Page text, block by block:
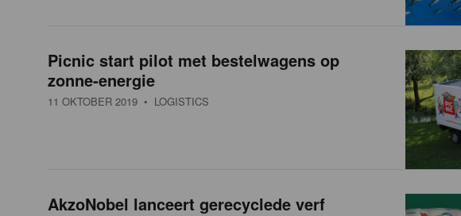
Picnic start pilot met bestelwagens op
zonne-energie
11 OKTOBER 2019 • LOGISTICS
AkzoNobel lanceert gerecyclede verf